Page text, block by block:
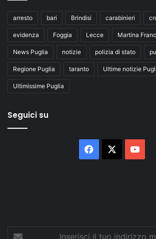
arresto bari Brindisi carabinieri
evidenza Foggia Lecce Martina
News Puglia notizie polizia di stato
Regione Puglia taranto Ultime notizie
Ultimissime Puglia
Seguici su
Facebook
Inserisci